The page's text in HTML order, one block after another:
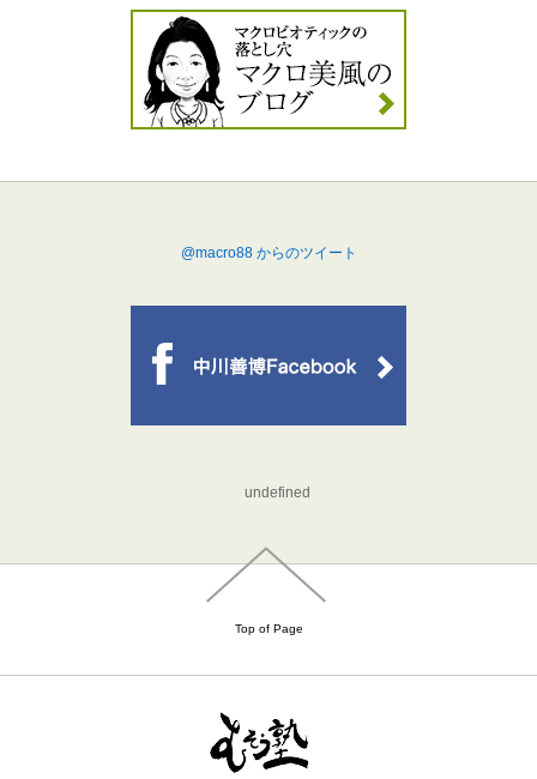
@macro88 からのツイート
undefined
Top of Page